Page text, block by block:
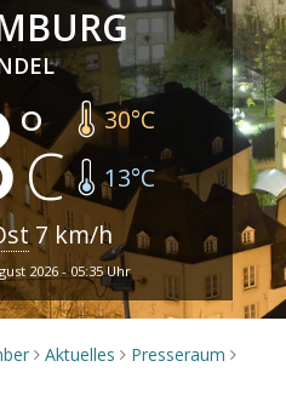
30°C
13°C
7 km/h
2026 - 05:35 Uhr
> Aktuelles > Presseraum >